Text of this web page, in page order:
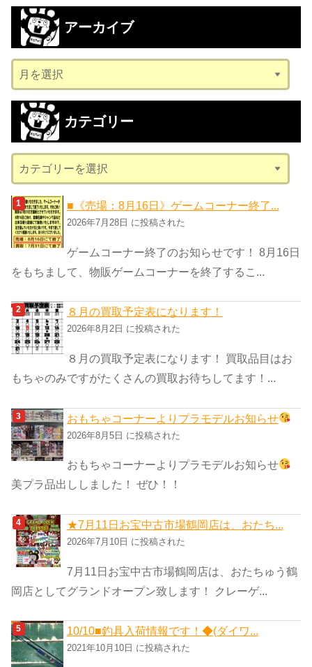
アーカイブ
ー
カ
ブ
カテゴリー
テ
ゴ
リ
ー
■《売場：8月16日》ゲームコーナー終了...
2026年7月28日 に投稿された
ゲームコーナー終了のお知らせです！ 8月16日
をもちまして、物販ゲームコーナーを終了するこ...
８月の買取予定表になります！
2026年8月2日 に投稿された
８月の買取予定表になります！ 買取品目はお
もちゃのみですがたくさんの買取お待ちしてます！...
おもちゃコーナーよりプラモデルお知らせ
2026年8月5日 に投稿された
おもちゃコーナーよりプラモデルお知らせ
美プラ品出ししました！ ぜひ！！
★7月11日お宝中古市場鶴岡店は、おたち...
2026年7月10日 に投稿された
7月11日お宝中古市場鶴岡店は、おたちゅう鶴
岡店としてグランドオープン致します！ クレーゲ...
10/10■釣具入荷情報です！◆(ダイワ...
2021年10月10日 に投稿された